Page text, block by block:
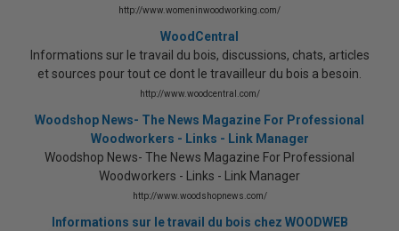
http://www.womeninwoodworking.com/
WoodCentral
Informations sur le travail du bois, discussions, chats, articles
et sources pour tout ce dont le travailleur du bois a besoin.
http://www.woodcentral.com/
Woodshop News- The News Magazine For Professional
Woodworkers - Links - Link Manager
Woodshop News- The News Magazine For Professional
Woodworkers - Links - Link Manager
http://www.woodshopnews.com/
Informations sur le travail du bois chez WOODWEB